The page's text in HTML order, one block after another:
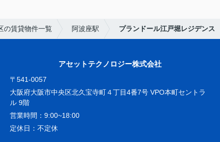
の賃貸物件一覧 阿波座駅 プランドール江戸堀レジデンス
アセットテクノロジー株式会社
〒541-0057
大阪府大阪市中央区北久宝寺町４丁目4番7号 VPO本町セントラ
ル 9階
営業時間： 9:00~18:00
定休日： 不定休